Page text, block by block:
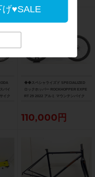
げ♥SALE
バイ
イク
◆◆スペシャライズド SPECIALIZED
ロックホッパー ROCKHOPPER EXPE
RT 29 2022 アルミ マウンテンバイク
送）
110,000円